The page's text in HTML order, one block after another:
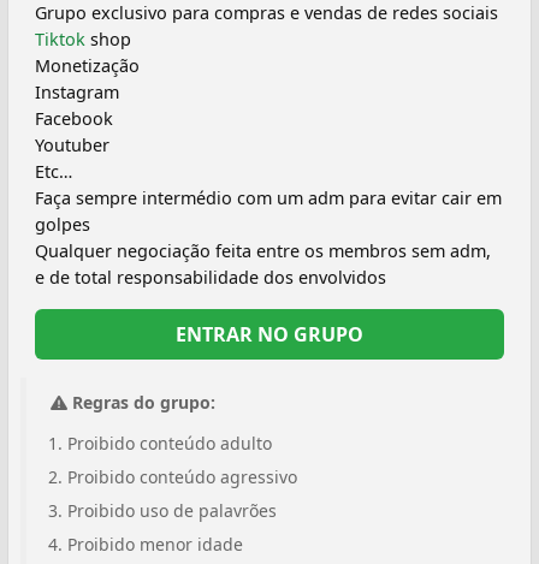
Grupo exclusivo para compras e vendas de redes sociais
Tiktok shop
Monetização
Instagram
Facebook
Youtuber
Etc…
Faça sempre intermédio com um adm para evitar cair em
golpes
Qualquer negociação feita entre os membros sem adm,
e de total responsabilidade dos envolvidos
ENTRAR NO GRUPO
Regras do grupo:
Proibido conteúdo adulto
Proibido conteúdo agressivo
Proibido uso de palavrões
Proibido menor idade